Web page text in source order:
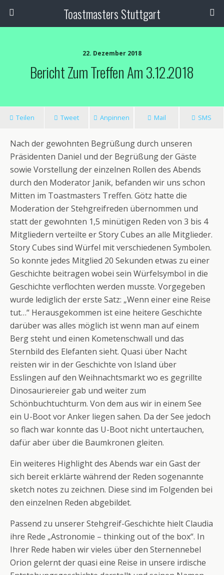
Toastmasters Stuttgart
22. Dezember 2018
Bericht Zum Treffen Am 3.12.2018
Teilen Tweet Anpinnen Mail SMS
Nach der gewohnten Begrüßung durch unseren
Präsidenten Daniel und der Begrüßung der Gäste
sowie Vorstellung der einzelnen Rollen des Abends
durch den Moderator Janik, befanden wir uns schon
Mitten im Toastmasters Treffen. Götz hatte die
Moderation der Stehgreifreden übernommen und
statt der gewohnten 1,5 minütigen Reden von 3 bis 4
Mitgliedern verteilte er Story Cubes an alle Mitglieder.
Story Cubes sind Würfel mit verschiedenen Symbolen.
So konnte jedes Mitglied 20 Sekunden etwas zu einer
Geschichte beitragen wobei sein Würfelsymbol in die
Geschichte verflochten werden musste. Vorgegeben
wurde lediglich der erste Satz: „Wenn einer eine Reise
tut…“ Herausgekommen ist eine heitere Geschichte
darüber was alles möglich ist wenn man auf einem
Berg steht und einen Kometenschwall und das
Sternbild des Elefanten sieht. Quasi über Nacht
reisten wir in der Geschichte von Island über
Esslingen auf den Weihnachtsmarkt wo es gegrillte
Dinosauriereier gab und weiter zum
Schönbuchtuchturm. Von dem aus wir in einem See
ein U-Boot vor Anker liegen sahen. Da der See jedoch
so flach war konnte das U-Boot nicht untertauchen,
dafür aber über die Baumkronen gleiten.
Ein weiteres Highlight des Abends war ein Gast der
sich bereit erklärte während der Reden sogenannte
sketch notes zu zeichnen. Diese sind im Folgenden bei
den einzelnen Reden abgebildet.
Passend zu unserer Stehgreif-Geschichte hielt Claudia
ihre Rede „Astronomie – thinking out of the box“. In
Ihrer Rede haben wir vieles über den Sternennebel
Orion gelernt der quasi eine Reise in unsere irdische